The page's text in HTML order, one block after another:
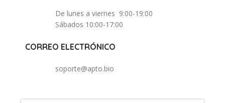
De lunes a viernes 9:00-19:00
Sábados 10:00-17:00
CORREO ELECTRÓNICO
soporte@apto.bio